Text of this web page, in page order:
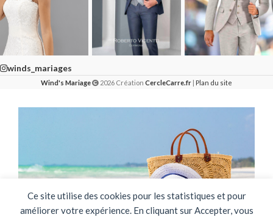
Ce site utilise des cookies pour les statistiques et pour
améliorer votre expérience. En cliquant sur Accepter, vous
winds_mariages
Wind's Mariage 2026 Création CercleCarre.fr | Plan du site